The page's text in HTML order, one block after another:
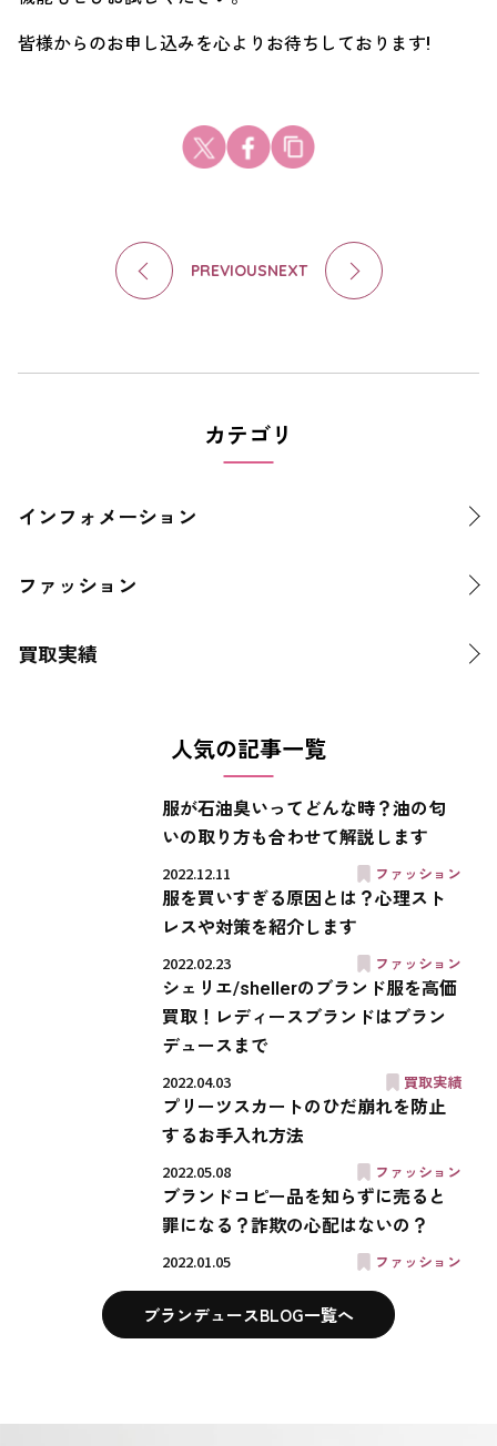
皆様からのお申し込みを心よりお待ちしております!
PREVIOUSNEXT
カテゴリ
インフォメーション
ファッション
買取実績
人気の記事一覧
服が石油臭いってどんな時？油の匂
いの取り方も合わせて解説します
2022.12.11
ファッション
服を買いすぎる原因とは？心理スト
レスや対策を紹介します
2022.02.23
ファッション
シェリエ/shellerのブランド服を高価
買取！レディースブランドはブラン
デュースまで
2022.04.03
買取実績
プリーツスカートのひだ崩れを防止
するお手入れ方法
2022.05.08
ファッション
ブランドコピー品を知らずに売ると
罪になる？詐欺の心配はないの？
2022.01.05
ファッション
ブランデュースBLOG一覧へ